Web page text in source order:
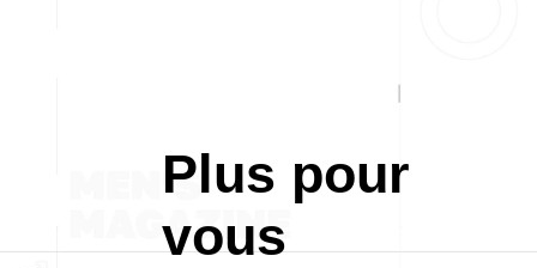
Plus pour
vous